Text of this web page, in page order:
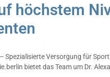
höchstem
Spezialisierte Versorgung für
bietet das Team um Dr.